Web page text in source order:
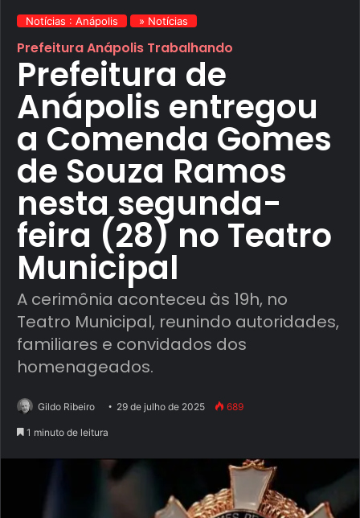
Notícias : Anápolis » Notícias
Prefeitura Anápolis Trabalhando
Prefeitura de
Anápolis entregou
a Comenda Gomes
de Souza Ramos
nesta segunda-
feira (28) no Teatro
Municipal
A cerimônia aconteceu às 19h, no
Teatro Municipal, reunindo autoridades,
familiares e convidados dos
homenageados.
Gildo Ribeiro 29 de julho de 2025 689
1 minuto de leitura